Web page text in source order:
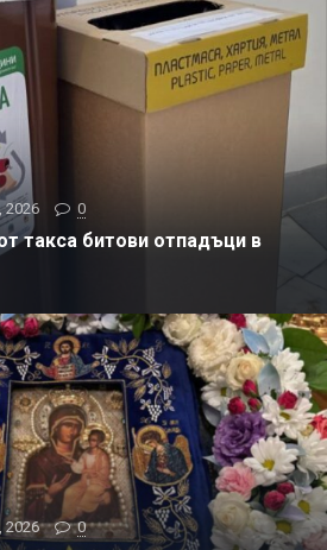
2026 0
такса битови отпадъци в
2026 0